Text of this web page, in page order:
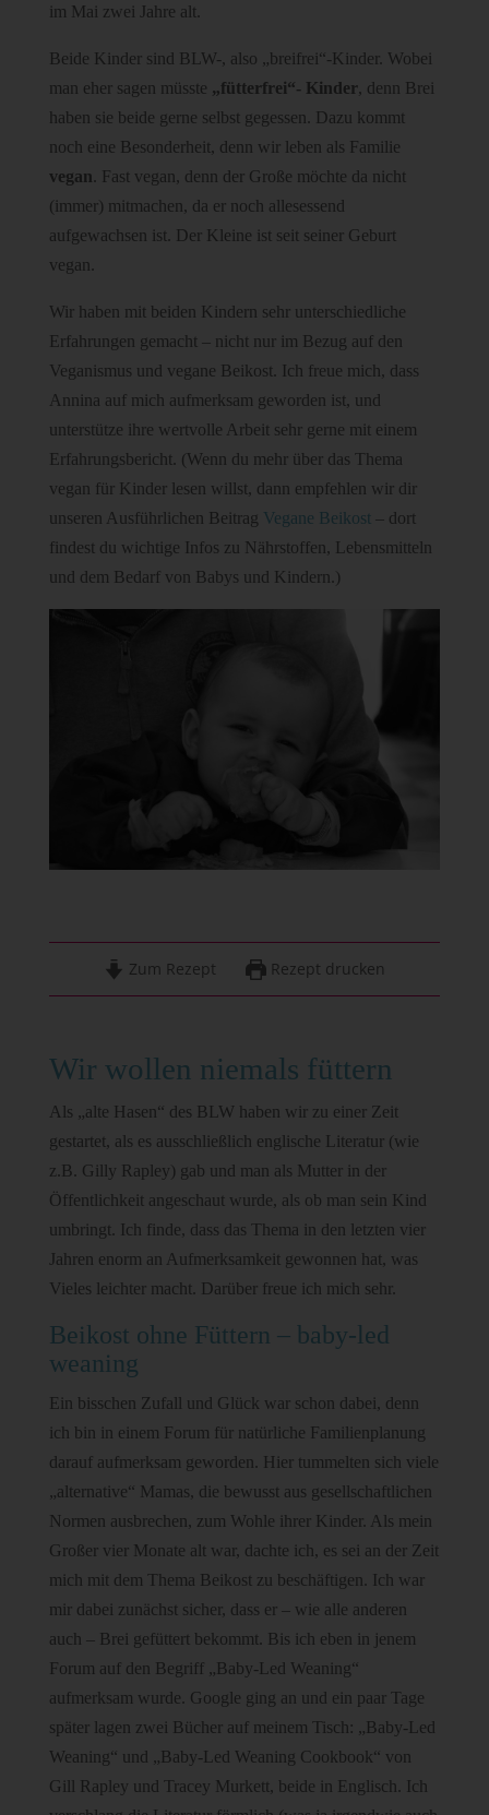
im Mai zwei Jahre alt.
Beide Kinder sind BLW-, also „breifrei“-Kinder. Wobei
man eher sagen müsste „fütterfrei“- Kinder, denn Brei
haben sie beide gerne selbst gegessen. Dazu kommt
noch eine Besonderheit, denn wir leben als Familie
vegan . Fast vegan, denn der Große möchte da nicht
(immer) mitmachen, da er noch allesessend
aufgewachsen ist. Der Kleine ist seit seiner Geburt
vegan.
Wir haben mit beiden Kindern sehr unterschiedliche
Erfahrungen gemacht – nicht nur im Bezug auf den
Veganismus und vegane Beikost. Ich freue mich, dass
Annina auf mich aufmerksam geworden ist, und
unterstütze ihre wertvolle Arbeit sehr gerne mit einem
Erfahrungsbericht. (Wenn du mehr über das Thema
vegan für Kinder lesen willst, dann empfehlen wir dir
unseren Ausführlichen Beitrag Vegane Beikost – dort
findest du wichtige Infos zu Nährstoffen, Lebensmitteln
und dem Bedarf von Babys und Kindern.)
Zum Rezept Rezept drucken
Wir wollen niemals füttern
Als „alte Hasen“ des BLW haben wir zu einer Zeit
gestartet, als es ausschließlich englische Literatur (wie
z.B. Gilly Rapley) gab und man als Mutter in der
Öffentlichkeit angeschaut wurde, als ob man sein Kind
umbringt. Ich finde, dass das Thema in den letzten vier
Jahren enorm an Aufmerksamkeit gewonnen hat, was
Vieles leichter macht. Darüber freue ich mich sehr.
Beikost ohne Füttern – baby-led
weaning
Ein bisschen Zufall und Glück war schon dabei, denn
ich bin in einem Forum für natürliche Familienplanung
darauf aufmerksam geworden. Hier tummelten sich viele
„alternative“ Mamas, die bewusst aus gesellschaftlichen
Normen ausbrechen, zum Wohle ihrer Kinder. Als mein
Großer vier Monate alt war, dachte ich, es sei an der Zeit
mich mit dem Thema Beikost zu beschäftigen. Ich war
mir dabei zunächst sicher, dass er – wie alle anderen
auch – Brei gefüttert bekommt. Bis ich eben in jenem
Forum auf den Begriff „Baby-Led Weaning“
aufmerksam wurde. Google ging an und ein paar Tage
später lagen zwei Bücher auf meinem Tisch: „Baby-Led
Weaning“ und „Baby-Led Weaning Cookbook“ von
Gill Rapley und Tracey Murkett, beide in Englisch. Ich